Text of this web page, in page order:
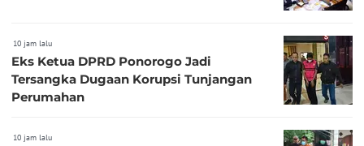
10 jam lalu
Eks Ketua DPRD Ponorogo Jadi
Tersangka Dugaan Korupsi Tunjangan
Perumahan
10 jam lalu